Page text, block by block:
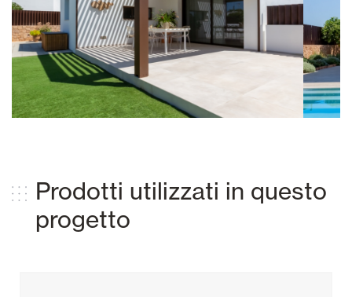
Prodotti utilizzati in questo
progetto